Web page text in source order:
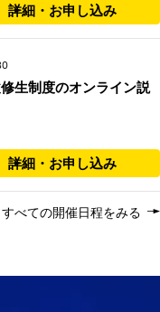
詳細・お申し込み
生制度のオンライン説
詳細・お申し込み
すべての開催日程をみる